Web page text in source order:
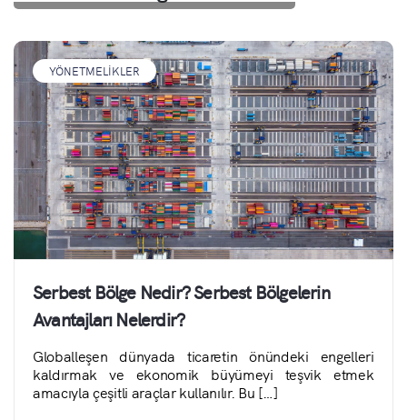
YÖNETMELIKLER
Serbest Bölge Nedir? Serbest Bölgelerin
Avantajları Nelerdir?
Globalleşen dünyada ticaretin önündeki engelleri
kaldırmak ve ekonomik büyümeyi teşvik etmek
amacıyla çeşitli araçlar kullanılır. Bu […]